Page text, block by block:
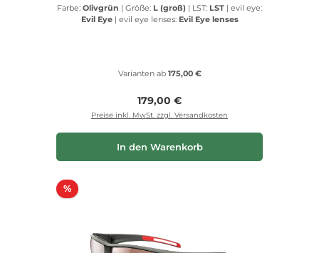
Farbe: Olivgrün | Größe: L (groß) | LST: LST | evil eye:
Evil Eye | evil eye lenses: Evil Eye lenses
Varianten ab175,00 €
Regulärer Preis:
179,00 €
Preise inkl. MwSt. zzgl. Versandkosten
In den Warenkorb
%Rabatt